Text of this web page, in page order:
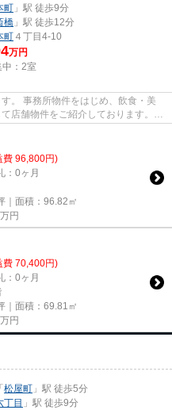
町 」駅 徒歩9分
橋 」駅 徒歩12分
町 ４丁目4-10
万円
： 2室
。 事務所物件をはじめ、飲食・美
店舗物件をご紹介しております。
費 96,800円)
：0ヶ月
｜面積：96.82㎡
万円
費 70,400円)
：0ヶ月
｜面積：69.81㎡
万円
「松屋町 」駅 徒歩5分
丁目 」駅 徒歩9分